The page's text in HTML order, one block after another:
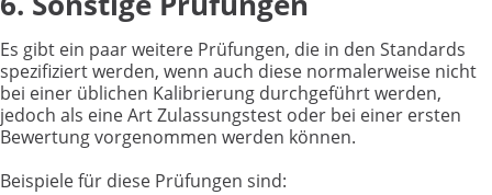
Es gibt ein paar weitere Prüfungen, die in den Standards
spezifiziert werden, wenn auch diese normalerweise nicht
bei einer üblichen Kalibrierung durchgeführt werden,
jedoch als eine Art Zulassungstest oder bei einer ersten
Bewertung vorgenommen werden können.
Beispiele für diese Prüfungen sind: